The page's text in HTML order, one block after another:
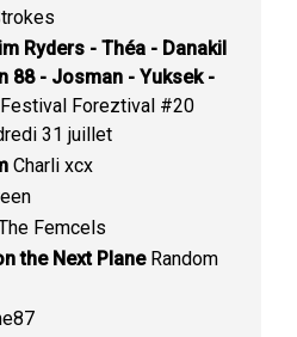
Ryders - Théa - Danakil
88 - Josman - Yuksek -
Festival Foreztival #20
31 juillet
Charli xcx
Femcels
the Next PlaneRandom